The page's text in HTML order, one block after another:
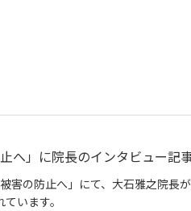
へ」に院長のインタビュー記
害の防止へ」にて、大石雅之院長
います。